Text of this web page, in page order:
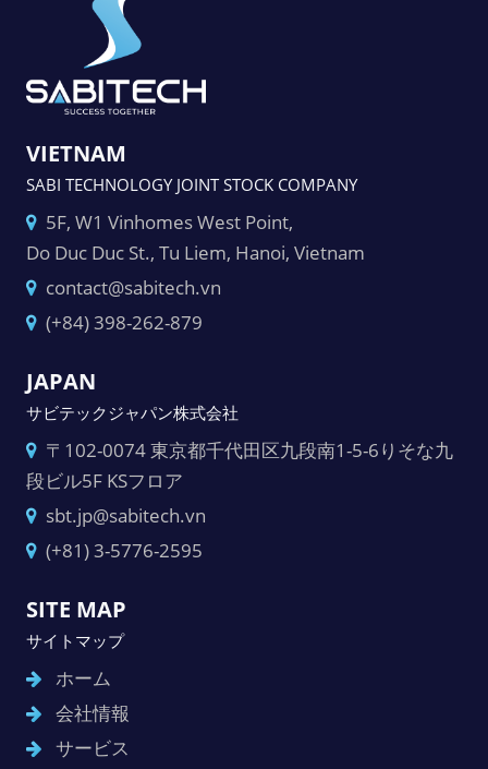
VIETNAM
SABI TECHNOLOGY JOINT STOCK COMPANY
5F, W1 Vinhomes West Point,
Do Duc Duc St., Tu Liem, Hanoi, Vietnam
contact@sabitech.vn
(+84) 398-262-879
JAPAN
サビテックジャパン株式会社
〒102-0074 東京都千代田区九段南1-5-6りそな九
段ビル5F KSフロア
sbt.jp@sabitech.vn
(+81) 3-5776-2595
SITE MAP
サイトマップ
ホーム
会社情報
サービス